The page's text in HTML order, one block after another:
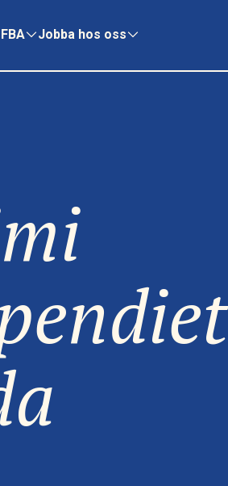
Jobba hos oss